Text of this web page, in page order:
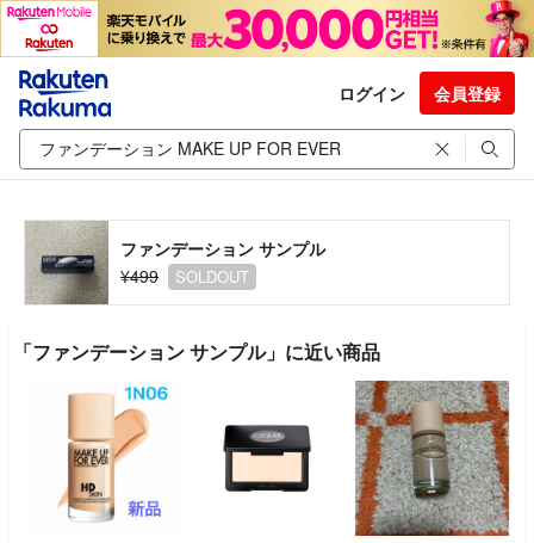
ログイン 会員登録
ファンデーション サンプル
¥499
SOLDOUT
「ファンデーション サンプル」に近い商品